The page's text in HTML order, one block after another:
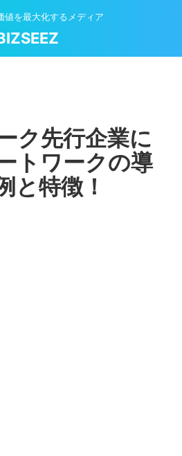
値を最大化するメディア
ク先行企業に
トワークの導
と特徴！